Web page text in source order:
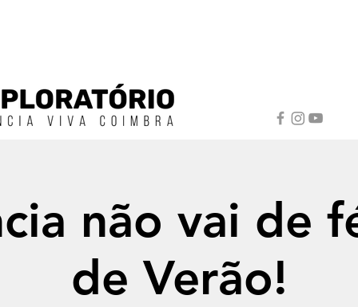
não vai de
de Verão!